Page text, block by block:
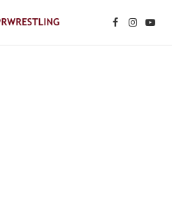
Facebook